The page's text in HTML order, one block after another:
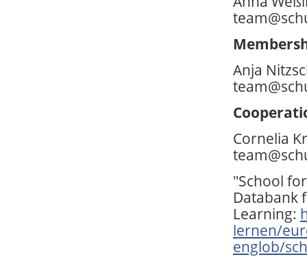
Anja
Cornelia
"School
Databank
Learning:
lernen/
englob/